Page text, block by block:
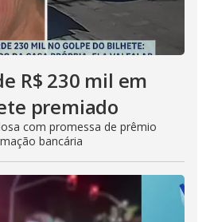
R$ 230 mil em
premiado
com promessa de prêmio
bancária